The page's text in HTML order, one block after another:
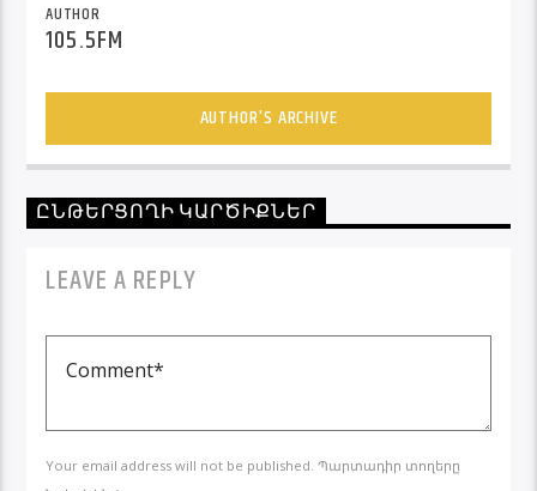
AUTHOR
105.5FM
AUTHOR'S ARCHIVE
ԸՆԹԵՐՑՈՂԻ ԿԱՐԾԻՔՆԵՐ
LEAVE A REPLY
Your email address will not be published. Պարտադիր տողերը